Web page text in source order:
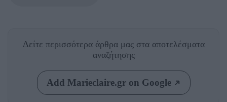
Δείτε περισσότερα άρθρα μας στα αποτελέσματα
αναζήτησης
Add Marieclaire.gr on Google